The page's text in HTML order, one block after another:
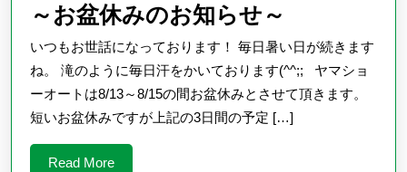
～お盆休みのお知らせ～
お
盆
休
み
いつもお世話になっております！ 毎日暑い日が続きます
ね。 滝のように毎日汗をかいております(^^;; ヤマショ
ーオートは8/13～8/15の間お盆休みとさせて頂きます。
短いお盆休みですが上記の3日間の予定 […]
Read MoreRead